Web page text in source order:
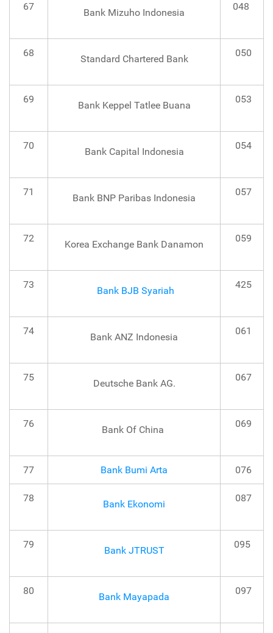
67
Bank Mizuho Indonesia
048
68
Standard Chartered Bank
050
69
Bank Keppel Tatlee Buana
053
70
Bank Capital Indonesia
054
71
Bank BNP Paribas Indonesia
057
72
Korea Exchange Bank Danamon
059
73
Bank BJB Syariah
425
74
Bank ANZ Indonesia
061
75
Deutsche Bank AG.
067
76
Bank Of China
069
77 Bank Bumi Arta 076
78
Bank Ekonomi
087
79
Bank JTRUST
095
80
Bank Mayapada
097